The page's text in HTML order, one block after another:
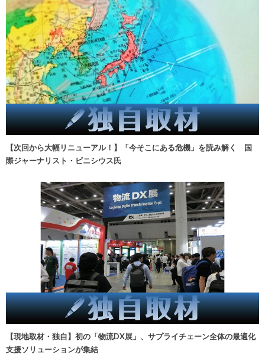
【次回から大幅リニューアル！】「今そこにある危機」を読み解く 国
際ジャーナリスト・ビニシウス氏
【現地取材・独自】初の「物流DX展」、サプライチェーン全体の最適化
支援ソリューションが集結